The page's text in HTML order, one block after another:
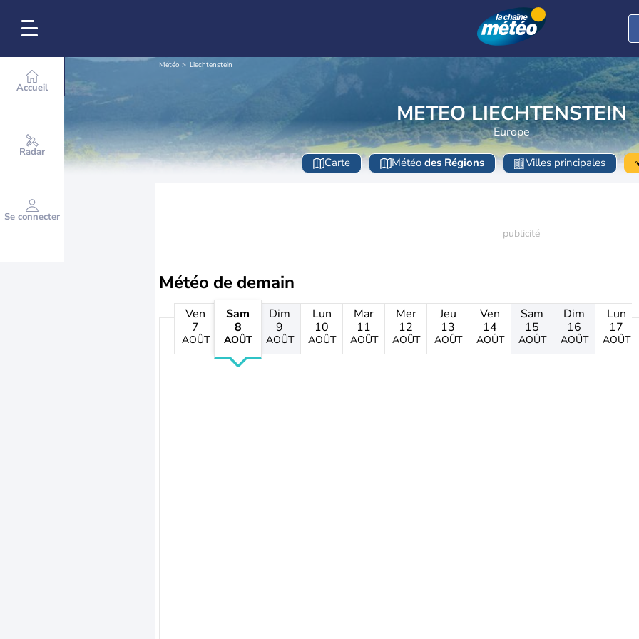
Accueil
Radar
Se connecter
Météo Liechtenstein
METEO LIECHTENSTEIN
Europe
Carte Météo des Régions Villes principales
Météo de demain
Ven
7
AOÛT
Sam
8
AOÛT
Dim
9
AOÛT
Lun
10
AOÛT
Mar
11
AOÛT
Mer
12
AOÛT
Jeu
13
AOÛT
Ven
14
AOÛT
Sam
15
AOÛT
Dim
16
AOÛT
Lun
17
AOÛT